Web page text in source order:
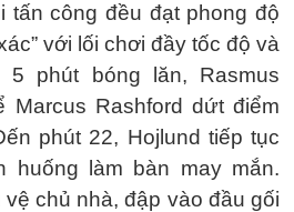
tấn công đều đạt phong độ
với lối chơi đầy tốc độ và
5 phút bóng lăn, Rasmus
Marcus Rashford dứt điểm
phút 22, Hojlund tiếp tục
huống làm bàn may mắn.
chủ nhà, đập vào đầu gối